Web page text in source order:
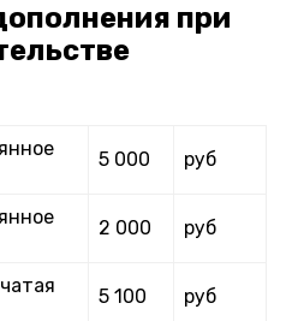
при
5 000 руб
2 000 руб
5 100 руб